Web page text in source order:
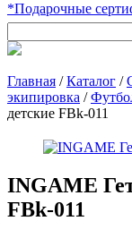
*Подарочные
Главная /Каталог /
экипировка /
детские FBk-011
INGAME
FBk-011